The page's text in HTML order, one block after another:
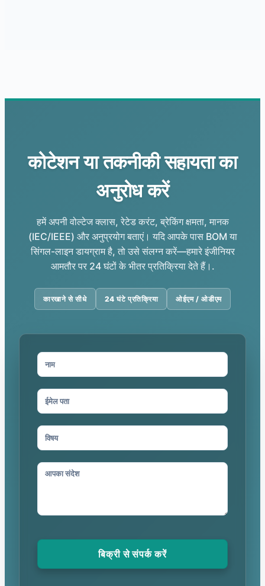
कोटेशन या तकनीकी सहायता का
अनुरोध करें
हमें अपनी वोल्टेज क्लास, रेटेड करंट, ब्रेकिंग क्षमता, मानक
(IEC/IEEE) और अनुप्रयोग बताएं। यदि आपके पास BOM या
सिंगल-लाइन डायग्राम है, तो उसे संलग्न करें—हमारे इंजीनियर
आमतौर पर 24 घंटों के भीतर प्रतिक्रिया देते हैं।.
कारखाने से सीधे 24 घंटे प्रतिक्रिया ओईएम / ओडीएम
बिक्री से संपर्क करें